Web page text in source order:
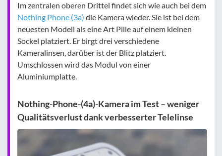
Im zentralen oberen Drittel findet sich wie auch bei dem
Nothing Phone (3a) die Kamera wieder. Sie ist bei dem
neuesten Modell als eine Art Pille auf einem kleinen
Sockel platziert. Er birgt drei verschiedene
Kameralinsen, darüber ist der Blitz platziert.
Umschlossen wird das Modul von einer
Aluminiumplatte.
Nothing-Phone-(4a)-Kamera im Test – weniger
Qualitätsverlust dank verbesserter Telelinse